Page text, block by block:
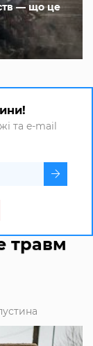
— що це
та e-mail
травм